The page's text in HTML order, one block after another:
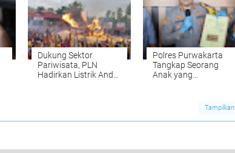
Dukung Sektor
Pariwisata, PLN
Hadirkan Listrik Andal
Polres Purwakarta
Tangkap Seorang
Anak yang
Tampilkan